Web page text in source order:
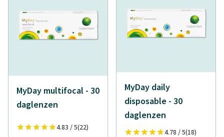
MyDay multifocal - 30
daglenzen
4.83 / 5(22)
MyDay daily
disposable - 30
daglenzen
4.78 / 5(18)